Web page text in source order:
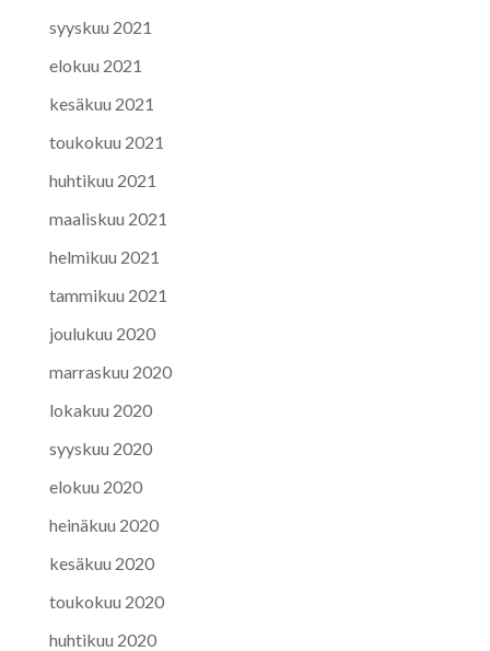
syyskuu 2021
elokuu 2021
kesäkuu 2021
toukokuu 2021
huhtikuu 2021
maaliskuu 2021
helmikuu 2021
tammikuu 2021
joulukuu 2020
marraskuu 2020
lokakuu 2020
syyskuu 2020
elokuu 2020
heinäkuu 2020
kesäkuu 2020
toukokuu 2020
huhtikuu 2020